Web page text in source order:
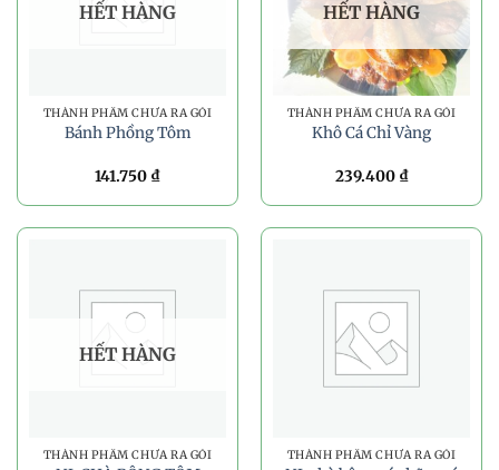
HẾT HÀNG
THÀNH PHẨM CHƯA RA GÓI
Bánh Phồng Tôm
141.750 ₫
HẾT HÀNG
THÀNH PHẨM CHƯA RA GÓI
Khô Cá Chỉ Vàng
239.400 ₫
HẾT HÀNG
THÀNH PHẨM CHƯA RA GÓI THÀNH PHẨM CHƯA RA GÓI